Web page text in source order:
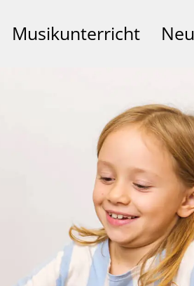
Musikunterricht